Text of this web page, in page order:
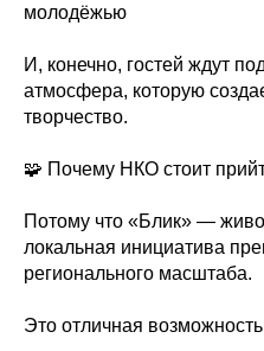
молодёжью
И, конечно, гостей ждут
атмосфера, которую
творчество.
🧩 Почему НКО стоит
Потому что «Блик» —
локальная инициатива
регионального масштаба.
Это отличная